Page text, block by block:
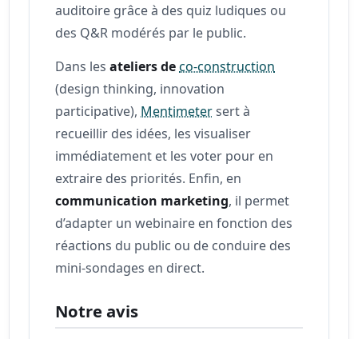
auditoire grâce à des quiz ludiques ou
des Q&R modérés par le public.
Dans lesateliers deco-construction
(design thinking, innovation
participative), Mentimetersert à
recueillir des idées, les visualiser
immédiatement et les voter pour en
extraire des priorités. Enfin, en
communication marketing, il permet
d’adapter un webinaire en fonction des
réactions du public ou de conduire des
mini-sondages en direct.
Notre avis